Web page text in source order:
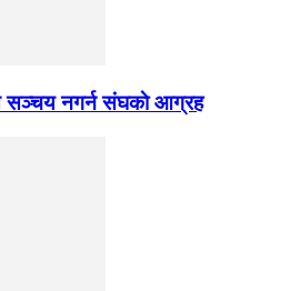
सञ्चय नगर्न संघकाे आग्रह